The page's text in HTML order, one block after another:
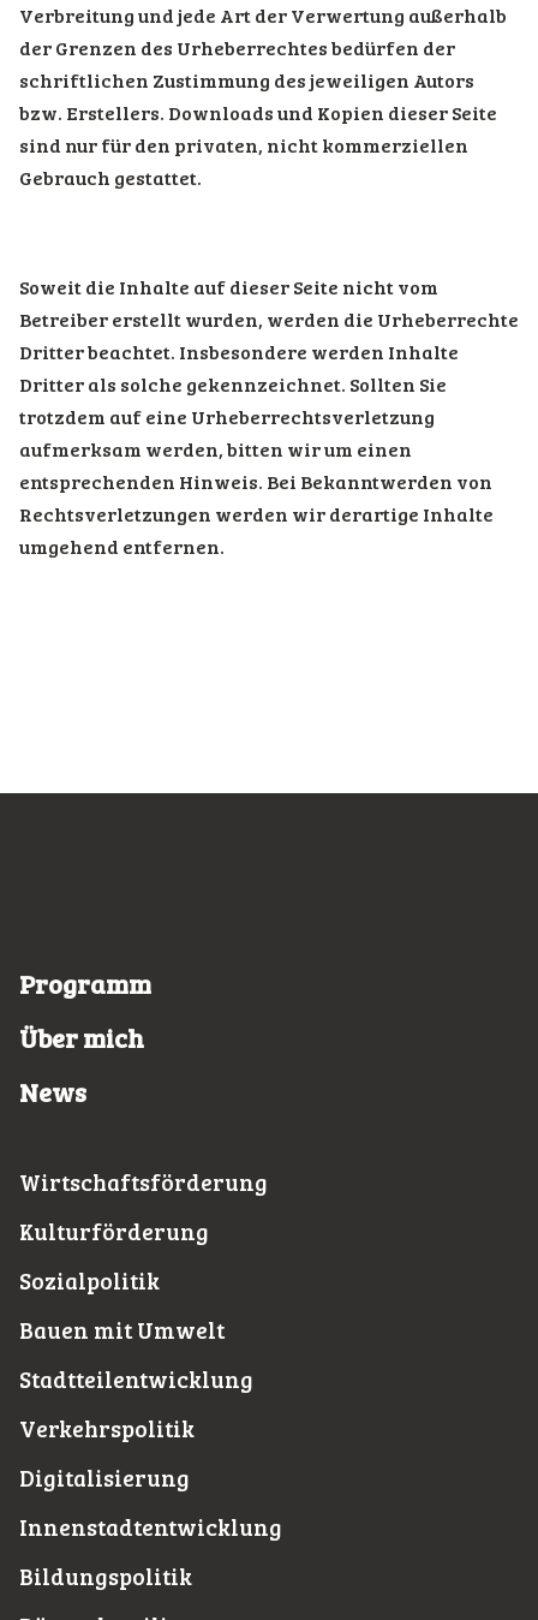
Verbreitung und jede Art der Verwertung außerhalb
der Grenzen des Urheberrechtes bedürfen der
schriftlichen Zustimmung des jeweiligen Autors
bzw. Erstellers. Downloads und Kopien dieser Seite
sind nur für den privaten, nicht kommerziellen
Gebrauch gestattet.
Soweit die Inhalte auf dieser Seite nicht vom
Betreiber erstellt wurden, werden die Urheberrechte
Dritter beachtet. Insbesondere werden Inhalte
Dritter als solche gekennzeichnet. Sollten Sie
trotzdem auf eine Urheberrechtsverletzung
aufmerksam werden, bitten wir um einen
entsprechenden Hinweis. Bei Bekanntwerden von
Rechtsverletzungen werden wir derartige Inhalte
umgehend entfernen.
Programm
Über mich
News
Wirtschaftsförderung
Kulturförderung
Sozialpolitik
Bauen mit Umwelt
Stadtteilentwicklung
Verkehrspolitik
Digitalisierung
Innenstadtentwicklung
Bildungspolitik